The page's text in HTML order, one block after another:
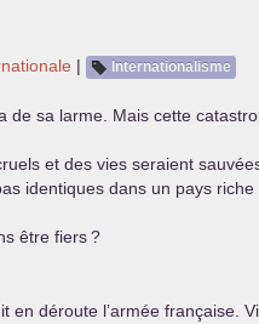
| Internationalisme
sa larme. Mais cette
et des vies seraient
identiques dans un pays
être fiers?
déroute l’armée française.